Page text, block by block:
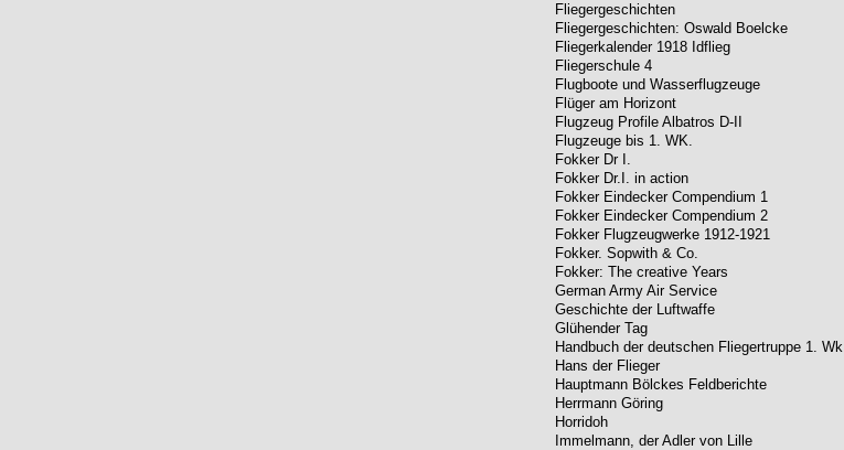
Fliegergeschichten
Fliegergeschichten: Oswald Boelcke
Fliegerkalender 1918 Idflieg
Fliegerschule 4
Flugboote und Wasserflugzeuge
Flüger am Horizont
Flugzeug Profile Albatros D-II
Flugzeuge bis 1. WK.
Fokker Dr I.
Fokker Dr.I. in action
Fokker Eindecker Compendium 1
Fokker Eindecker Compendium 2
Fokker Flugzeugwerke 1912-1921
Fokker. Sopwith & Co.
Fokker: The creative Years
German Army Air Service
Geschichte der Luftwaffe
Glühender Tag
Handbuch der deutschen Fliegertruppe 1. Wk
Hans der Flieger
Hauptmann Bölckes Feldberichte
Herrmann Göring
Horridoh
Immelmann, der Adler von Lille